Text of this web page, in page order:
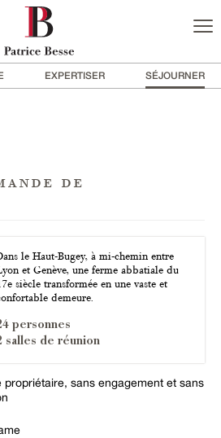
EXPERTISER SÉJOURNER
de
Dans le Haut-Bugey, à mi-chemin entre
Lyon et Genève, une ferme abbatiale du
17e siècle transformée en une vaste et
demeure.
personnes
salles de réunion
sans engagement et sans